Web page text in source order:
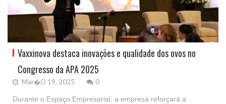
Vaxxinova destaca inovações e qualidade dos ovos no
Congresso da APA 2025
Mar�o 19, 2025 0
Durante o Espaço Empresarial, a empresa reforçará a